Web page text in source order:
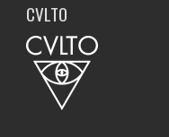
CVLTO